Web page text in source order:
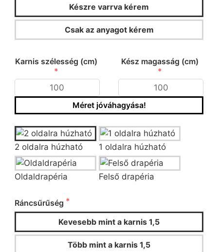
Készre varrva kérem
Csak az anyagot kérem
Karnis szélesség (cm) Kész magasság (cm)
Méret jóváhagyása!
2 oldalra húzható 1 oldalra húzható
Oldaldrapéria
Felső drapéria
Ráncsűrűség
Kevesebb mint a karnis 1,5
Több mint a karnis 1,5